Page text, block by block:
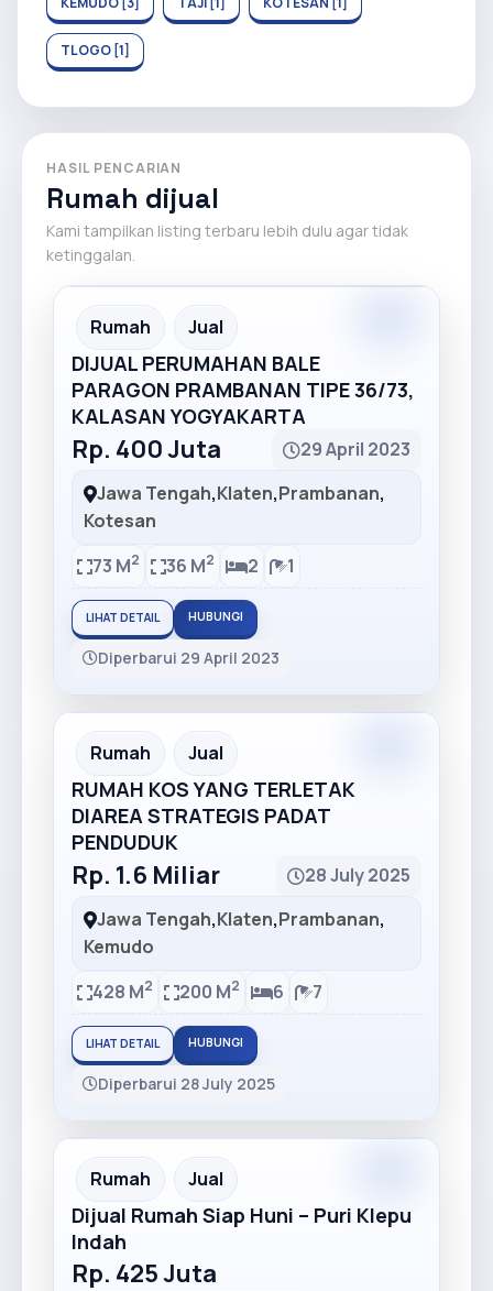
TLOGO [1]
HASIL PENCARIAN
Rumah dijual
Kami tampilkan listing terbaru lebih dulu agar tidak
ketinggalan.
Recommended
Rumah Jual
DIJUAL PERUMAHAN BALE
PARAGON PRAMBANAN TIPE 36/73,
KALASAN YOGYAKARTA
Rp. 400 Juta
29 April 2023
Jawa Tengah,Klaten,Prambanan,
Kotesan
73 M2 36 M2 2 1
LIHAT DETAIL HUBUNGI
Diperbarui 29 April 2023
Recommended
Rumah Jual
RUMAH KOS YANG TERLETAK
DIAREA STRATEGIS PADAT
PENDUDUK
Rp. 1.6 Miliar
28 July 2025
Jawa Tengah,Klaten,Prambanan,
Kemudo
428 M2 200 M2 6 7
LIHAT DETAIL HUBUNGI
Diperbarui 28 July 2025
Recommended
Rumah Jual
Dijual Rumah Siap Huni – Puri Klepu
Indah
Rp. 425 Juta